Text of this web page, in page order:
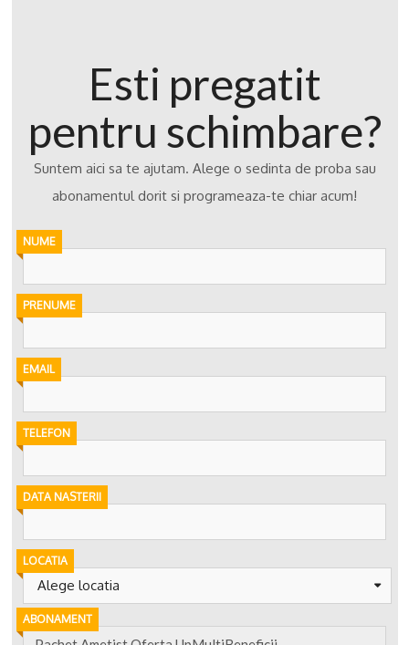
Esti pregatit
pentru schimbare?
Suntem aici sa te ajutam. Alege o sedinta de proba sau
abonamentul dorit si programeaza-te chiar acum!
NUME
PRENUME
EMAIL
TELEFON
DATA NASTERII
Alege locatia
LOCATIA
ABONAMENT